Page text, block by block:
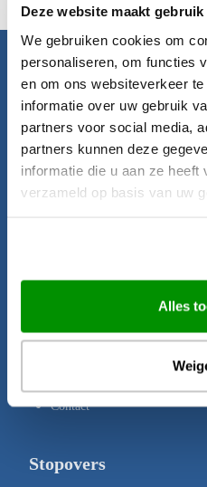
Deze website maakt
We gebruiken cookies om
personaliseren, om functies
en om ons websiteverkeer
informatie over uw gebruik
partners voor social media,
partners kunnen deze
informatie die u aan ze
verzameld op basis van uw
Alles
Pacific Island Travel
Startpagina
Aanbiedingen
Bestemmingen
Brochures
Contact
Stopovers